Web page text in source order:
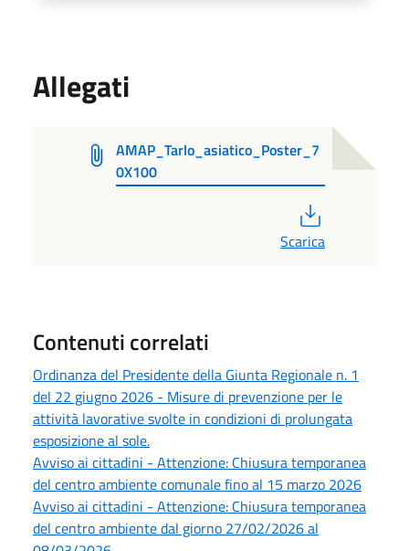
Allegati
AMAP_Tarlo_asiatico_Poster_7
0X100
Scarica
Contenuti correlati
Ordinanza del Presidente della Giunta Regionale n. 1
del 22 giugno 2026 - Misure di prevenzione per le
attività lavorative svolte in condizioni di prolungata
esposizione al sole.
Avviso ai cittadini - Attenzione: Chiusura temporanea
del centro ambiente comunale fino al 15 marzo 2026
Avviso ai cittadini - Attenzione: Chiusura temporanea
del centro ambiente dal giorno 27/02/2026 al